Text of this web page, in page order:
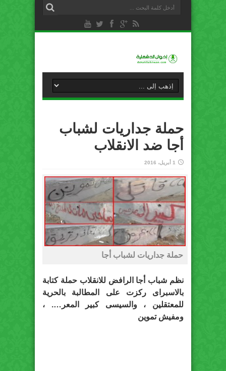
حملة جداريات لشباب
أجا ضد الانقلاب
1 أبريل، 2016
حملة جداريات لشباب أجا
نظم شباب أجا الرافض للانقلاب حملة كتابة
بالاسبراى ركزت على المطالبة بالحرية
للمعتقلين ، والسيسى كبير المعر…. ،
ومفيش تموين